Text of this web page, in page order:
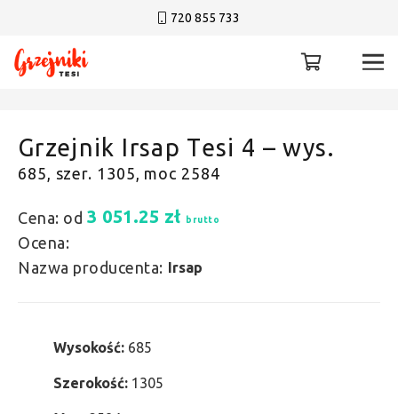
720 855 733
Grzejnik Irsap Tesi 4 – wys.
685, szer. 1305, moc 2584
Cena: od 3 051.25 zł brutto
Ocena:
Nazwa producenta: Irsap
Wysokość: 685
Szerokość: 1305